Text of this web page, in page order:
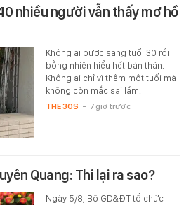
nhiều người vẫn thấy mơ hồ
Không ai bước sang tuổi 30 rồi
bỗng nhiên hiểu hết bản thân.
Không ai chỉ vì thêm một tuổi mà
không còn mắc sai lầm.
THE 30S - 7 giờ trước
Quang: Thi lại ra sao?
Ngày 5/8, Bộ GD&ĐT tổ chức